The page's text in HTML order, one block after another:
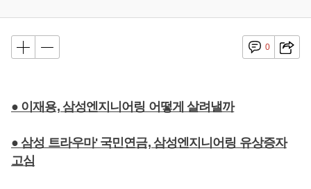
0
● 이재용, 삼성엔지니어링 어떻게 살려낼까
● 삼성 트라우마' 국민연금, 삼성엔지니어링 유상증자
고심